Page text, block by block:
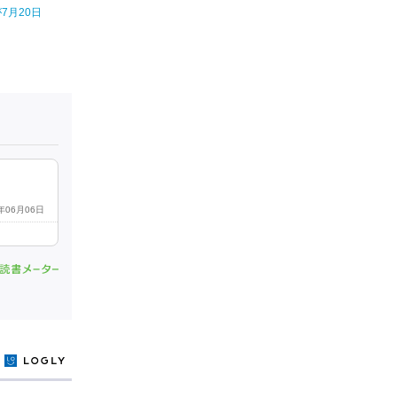
月20日
06月06日